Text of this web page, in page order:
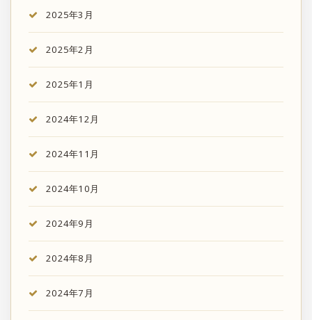
2025年3月
2025年2月
2025年1月
2024年12月
2024年11月
2024年10月
2024年9月
2024年8月
2024年7月